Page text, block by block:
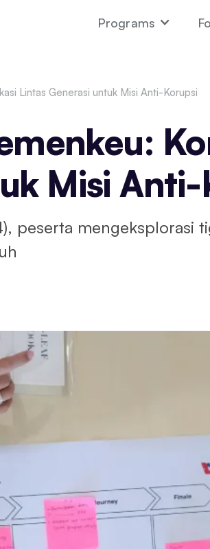
Programs
Lintas Generasi untuk Misi Anti-Korupsi
Misi
peserta mengeksplorasi